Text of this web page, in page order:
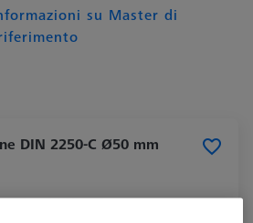
su Master di
DIN 2250-C Ø50 mm